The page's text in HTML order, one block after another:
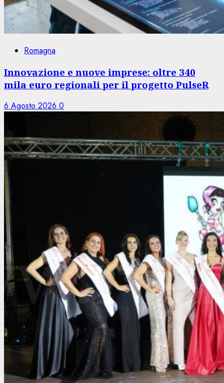
Romagna
Innovazione e nuove imprese: oltre 340
mila euro regionali per il progetto PulseR
6 Agosto 2026 0